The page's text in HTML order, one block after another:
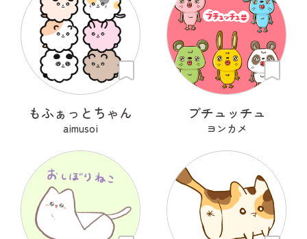
もふぁっとちゃん
aimusoi
ブチュッチュ
ヨンカメ